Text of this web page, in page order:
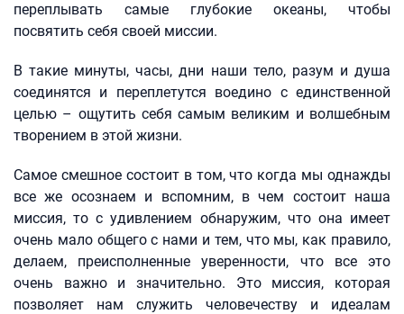
переплывать самые глубокие океаны, чтобы
посвятить себя своей миссии.
В такие минуты, часы, дни наши тело, разум и душа
соединятся и переплетутся воедино с единственной
целью – ощутить себя самым великим и волшебным
творением в этой жизни.
Самое смешное состоит в том, что когда мы однажды
все же осознаем и вспомним, в чем состоит наша
миссия, то с удивлением обнаружим, что она имеет
очень мало общего с нами и тем, что мы, как правило,
делаем, преисполненные уверенности, что все это
очень важно и значительно. Это миссия, которая
позволяет нам служить человечеству и идеалам